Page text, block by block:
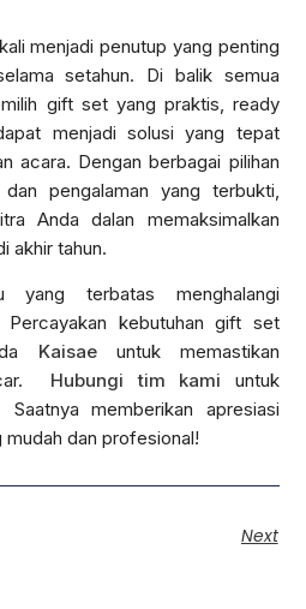
menjadi penutup yang penting
setahun. Di balik semua
gift set yang praktis, ready
menjadi solusi yang tepat
acara. Dengan berbagai pilihan
pengalaman yang terbukti,
Anda dalan memaksimalkan
akhir tahun.
yang terbatas menghalangi
Percayakan kebutuhan gift set
Kaisaeuntuk memastikan
Hubungi tim kami untuk
memberikan apresiasi
dan profesional!
Next